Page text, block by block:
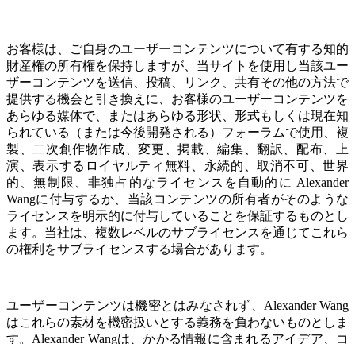
お客様は、ご自身のユーザーコンテンツについて有する知的
財産権の所有権を保持しますが、当サイトを使用し当該ユー
ザーコンテンツを送信、投稿、リンク、共有その他の方法で
提供する機会と引き換えに、お客様のユーザーコンテンツを
あらゆる媒体で、またはあらゆる形状、形式もしくは現在知
られている（または今後開発される）フォーラムで使用、複
製、二次創作物作成、変更、掲載、編集、翻訳、配布、上
演、表示するロイヤルティ無料、永続的、取消不可、世界
的、無制限、非独占的なライセンスを自動的に Alexander
Wangに付与するか、当該コンテンツの所有者がそのような
ライセンスを明示的に付与していることを保証するものとし
ます。当社は、複数レベルのサブライセンスを通じてこれら
の権利をサブライセンスする場合があります。
ユーザーコンテンツは機密とはみなされず、Alexander Wang
はこれらの素材を機密扱いとする義務を負わないものとしま
す。Alexander Wangは、かかる情報に含まれるアイデア、コ